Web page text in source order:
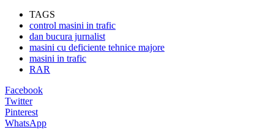
TAGS
control masini in trafic
dan bucura jurnalist
masini cu deficiente tehnice majore
masini in trafic
RAR
Facebook
Twitter
Pinterest
WhatsApp